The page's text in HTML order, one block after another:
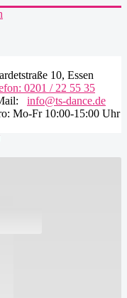
10, Essen
0201 / 22 55 35
info@ts-dance.de
Mo-Fr 10:00-15:00 Uhr